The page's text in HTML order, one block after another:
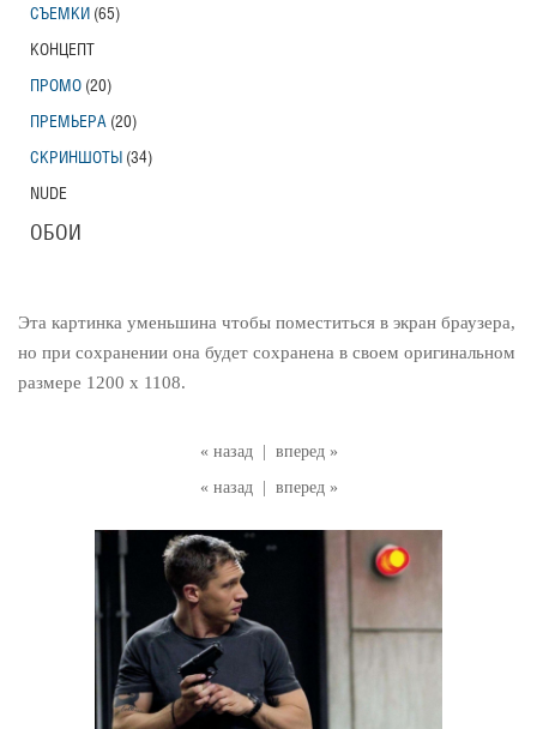
« назад
вперед »
« назад
вперед »
Эта картинка уменьшина чтобы поместиться в экран браузера,
но при сохранении она будет сохранена в своем оригинальном
размере 1200 x 1108.
СЪЕМКИ (65)
КОНЦЕПТ
ПРОМО (20)
ПРЕМЬЕРА (20)
СКРИНШОТЫ (34)
NUDE
ОБОИ